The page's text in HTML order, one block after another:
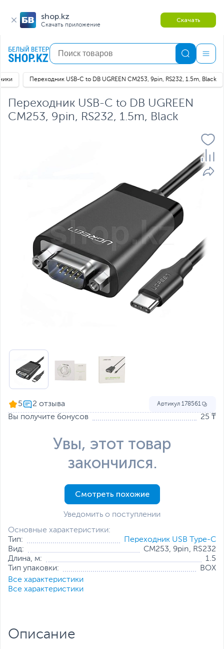
shop.kz
Скачать приложение
Скачать
Переходник USB-C to DB UGREEN CM253, 9pin, RS232, 1.5m, Black
Переходник USB-C to DB UGREEN
CM253, 9pin, RS232, 1.5m, Black
Основные характеристики:
Тип:
Переходник USB Type-C
Вид:
CM253, 9pin, RS232
Длина, м:
1.5
Тип упаковки:
BOX
Все характеристики
Все характеристики
5 Артикул 178561
Вы получите бонусов 25 ₸
Увы, этот товар
закончился.
Смотреть похожие
Уведомить о поступлении
Описание